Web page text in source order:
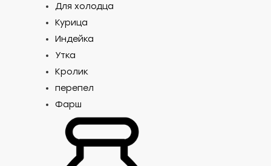
Для холодца
Курица
Индейка
Утка
Кролик
перепел
Фарш